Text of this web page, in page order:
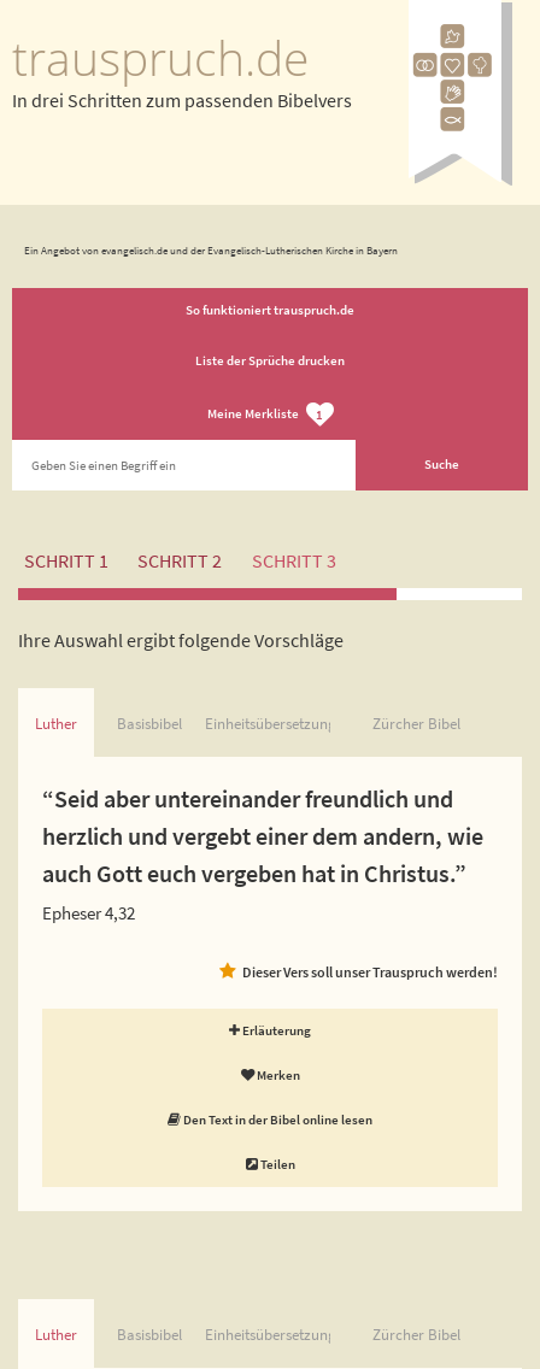
trauspruch.de
In drei Schritten zum passenden Bibelvers
Ein Angebot von evangelisch.de und der Evangelisch-Lutherischen Kirche in Bayern
So funktioniert trauspruch.de
Liste der Sprüche drucken
Meine Merkliste 1
SCHRITT 1 SCHRITT 2 SCHRITT 3
Ihre Auswahl ergibt folgende Vorschläge
Luther Basisbibel Einheitsübersetzung Zürcher Bibel
“Seid aber untereinander freundlich und
herzlich und vergebt einer dem andern, wie
auch Gott euch vergeben hat in Christus.”
Epheser 4,32
Dieser Vers soll unser Trauspruch werden!
Erläuterung
Merken
Den Text in der Bibel online lesen
Teilen
Luther Basisbibel Einheitsübersetzung Zürcher Bibel